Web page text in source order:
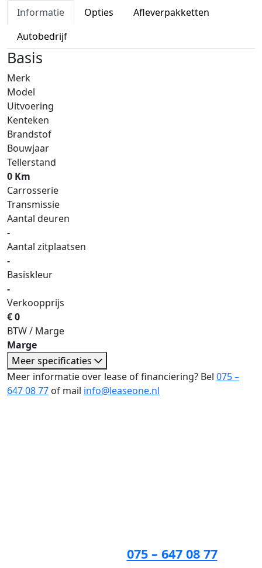
Informatie
Opties
Afleverpakketten
Autobedrijf
Basis
Merk
Model
Uitvoering
Kenteken
Brandstof
Bouwjaar
Tellerstand
0 Km
Carrosserie
Transmissie
Aantal deuren
-
Aantal zitplaatsen
-
Basiskleur
-
Verkoopprijs
€ 0
BTW / Marge
Marge
Meer specificaties
Meer informatie over lease of financiering? Bel 075 –
647 08 77 of mail info@leaseone.nl
075 – 647 08 77